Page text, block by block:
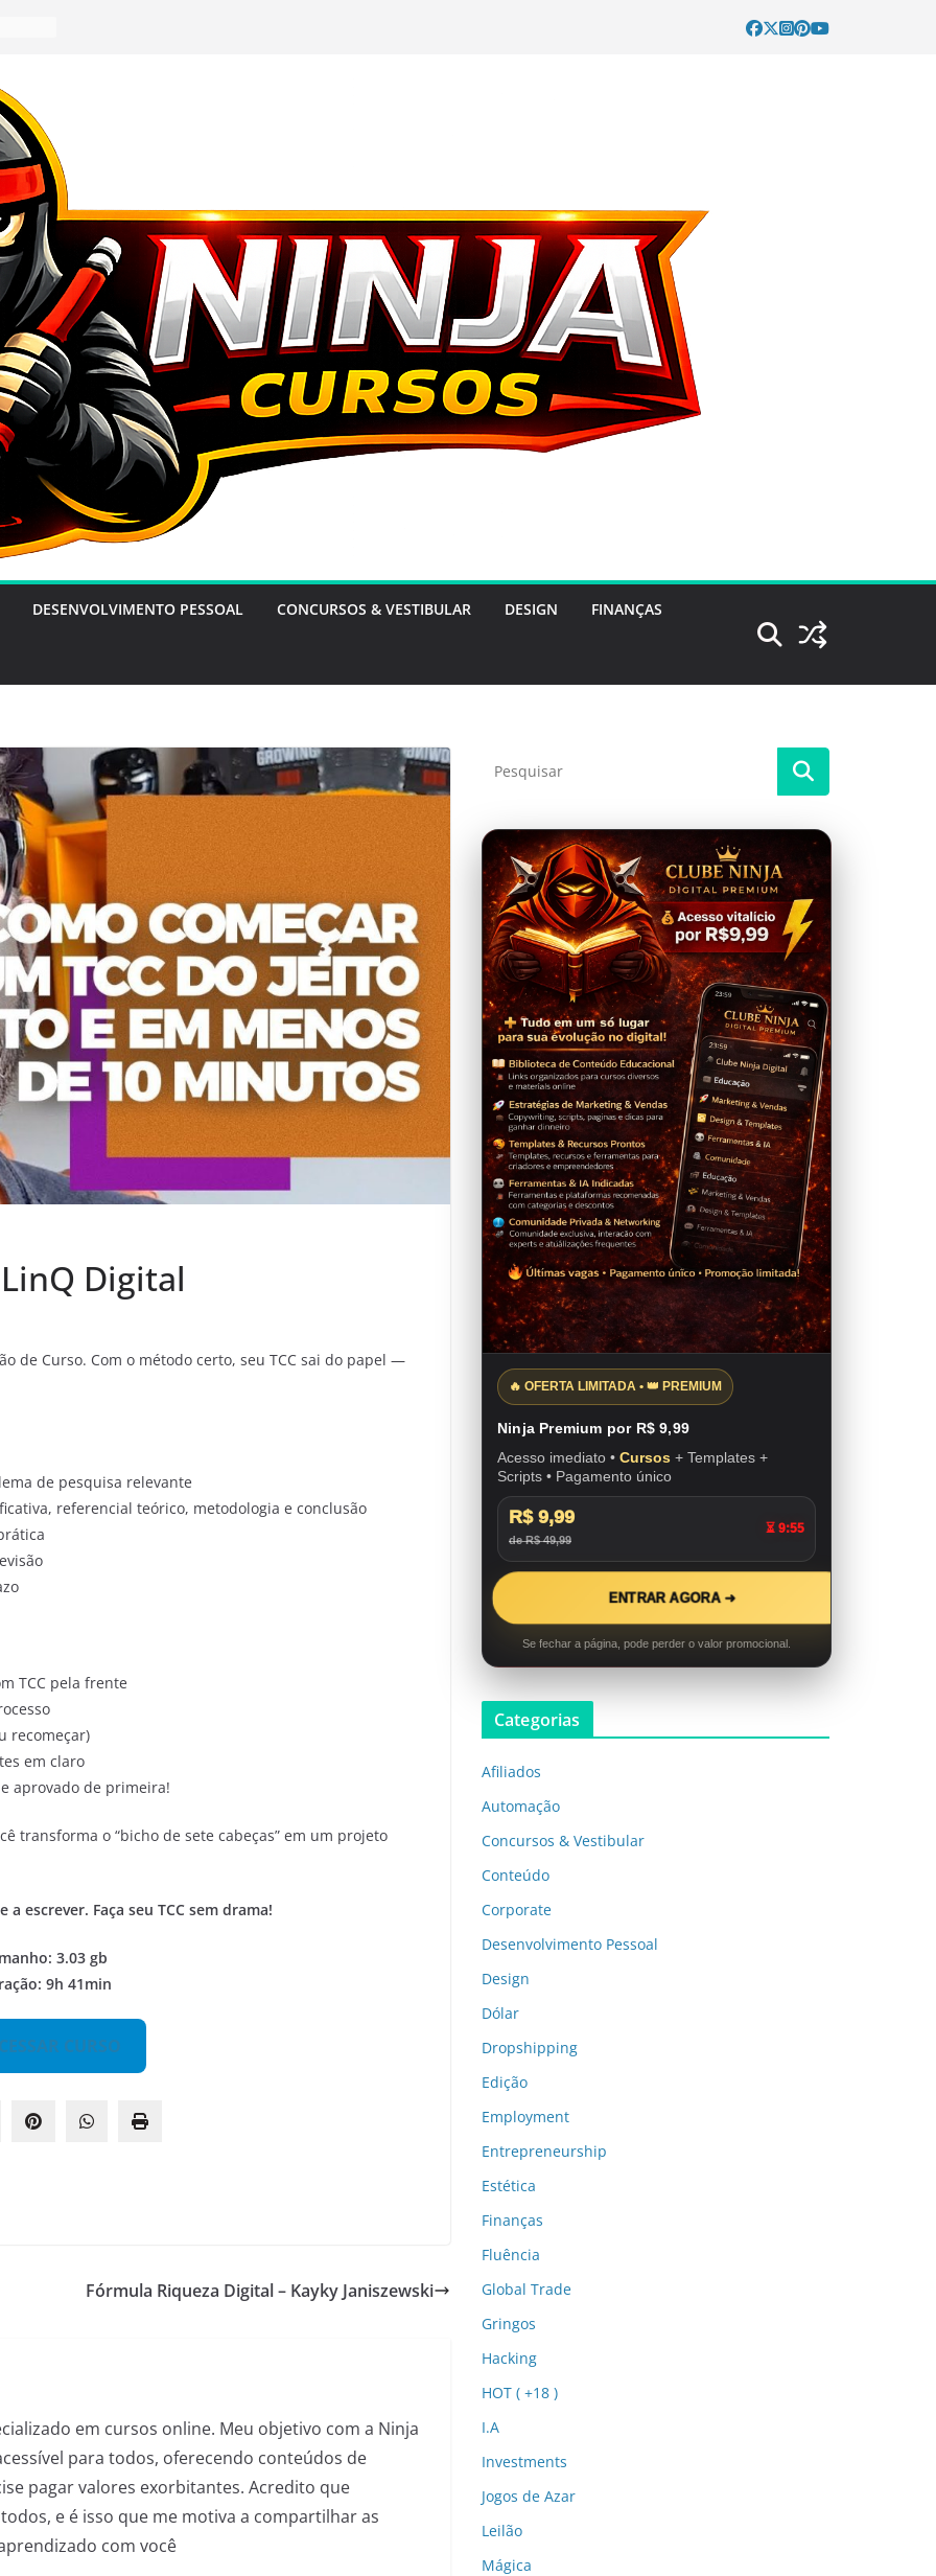
DESENVOLVIMENTO PESSOAL CONCURSOS & VESTIBULAR DESIGN FINANÇAS
Digital
de Curso. Com o método certo, seu TCC sai do papel —
de pesquisa relevante
referencial teórico, metodologia e conclusão
TCC pela frente
recomeçar)
em claro
aprovado de primeira!
transforma o “bicho de sete cabeças” em um projeto
a escrever. Faça seu TCC sem drama!
3.03 gb
9h 41min
CURSO
Fórmula Riqueza Digital – Kayky Janiszewski
em cursos online. Meu objetivo com a Ninja
para todos, oferecendo conteúdos de
pagar valores exorbitantes. Acredito que
e é isso que me motiva a compartilhar as
com você
🔥 OFERTA LIMITADA • 👑 PREMIUM
Ninja Premium por R$ 9,99
Acesso imediato • Cursos + Templates +
Scripts • Pagamento único
R$ 9,99
de R$ 49,99
⏳ 9:53
ENTRAR AGORA ➜
Se fechar a página, pode perder o valor promocional.
Categorias
Afiliados
Automação
Concursos & Vestibular
Conteúdo
Corporate
Desenvolvimento Pessoal
Design
Dólar
Dropshipping
Edição
Employment
Entrepreneurship
Estética
Finanças
Fluência
Global Trade
Gringos
Hacking
HOT ( +18 )
I.A
Investments
Jogos de Azar
Leilão
Mágica